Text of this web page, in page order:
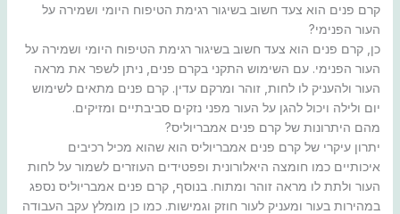
קרם פנים הוא צעד חשוב בשיגור רגימת הטיפוח היומי ושמירה על
העור הפנימי?
כן, קרם פנים הוא צעד חשוב בשיגור רגימת הטיפוח היומי ושמירה על
העור הפנימי. עם השימוש התקני בקרם פנים, ניתן לשפר את מראה
העור ולהעניק לו לחות, זוהר ומרקם עדין. קרם פנים מתאים לשימוש
יום ולילה ויכול להגן על העור מפני נזקים סביבתיים ומזיקים.
מהם היתרונות של קרם פנים אמבריוליס?
יתרון עיקרי של קרם פנים אמבריוליס הוא שהוא מכיל רכיבים
איכותיים כמו חומצה היאלורונית ופפטידים העוזרים לשמור על לחות
העור ולתת לו מראה זוהר ומתוח. בנוסף, קרם פנים אמבריוליס נספג
במהירות בעור ומעניק לעור חוזק וגמישות. כמו כן מומלץ עקב העבודה